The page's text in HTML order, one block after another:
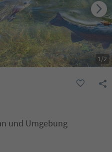
1/2
und Umgebung